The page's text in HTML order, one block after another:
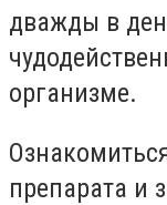
дважды в
организме.
препарата и